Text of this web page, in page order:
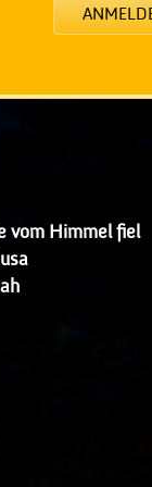
vom Himmel fiel